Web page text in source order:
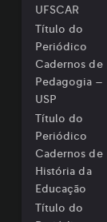
UFSCAR
Título do
Periódico
Cadernos de
Pedagogia –
USP
Título do
Periódico
Cadernos de
História da
Educação
Título do